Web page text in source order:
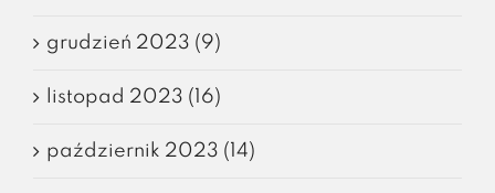
grudzień 2023 (9)
listopad 2023 (16)
październik 2023 (14)